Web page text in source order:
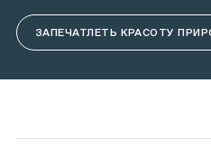
ЗАПЕЧАТЛЕТЬ КРАСОТУ